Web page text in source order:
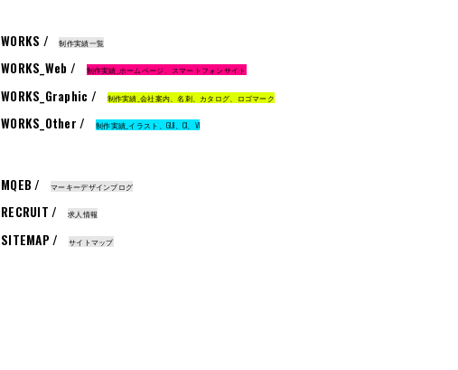
WORKS / 制作実績一覧
WORKS_Web / 制作実績_ホームページ、スマートフォンサイト
WORKS_Graphic / 制作実績_会社案内、名刺、カタログ、ロゴマーク
WORKS_Other / 制作実績_イラスト、GUI、CI、VI
MQEB / マーキーデザインブログ
RECRUIT / 求人情報
SITEMAP / サイトマップ